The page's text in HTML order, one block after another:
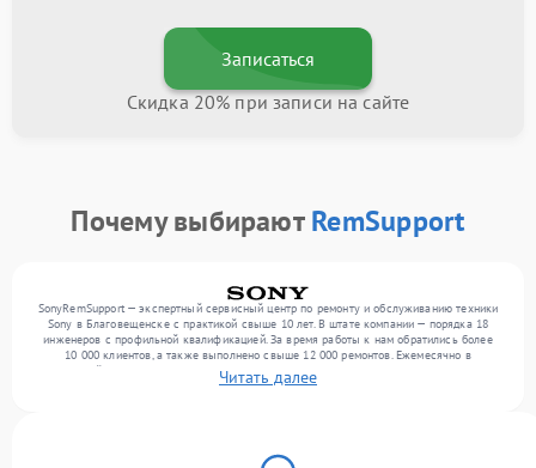
Записаться
Скидка 20% при записи на сайте
Почему выбираютRemSupport
SonyRemSupport — экспертный сервисный центр по ремонту и обслуживанию техники
Sony в Благовещенске с практикой свыше 10 лет. В штате компании — порядка 18
инженеров с профильной квалификацией. За время работы к нам обратились более
10 000 клиентов, а также выполнено свыше 12 000 ремонтов. Ежемесячно в
сервисный центр поступает свыше 300 единиц техники, включая , , . Мы беремся за
задачи любой сложности и гарантируем высокое качество обслуживания благодаря
Читать далее